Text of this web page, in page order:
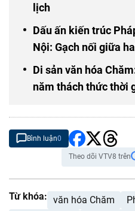
lịch
Dấu ấn kiến trúc
Nội: Gạch nối giữa
Di sản văn hóa
năm thách thức thời
Bình luận0
Theo dõi VTV8 trên
Từ khóa: văn hóa Chăm